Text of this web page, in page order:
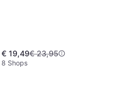
€ 19,49€ 23,95
8 Shops